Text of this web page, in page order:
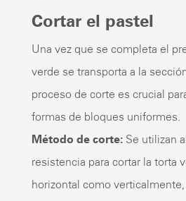
Cortar el pastel
Una vez que se completa el
verde se transporta a la
proceso de corte es crucial
formas de bloques uniformes.
Método de corte: Se utilizan
resistencia para cortar la torta
horizontal como